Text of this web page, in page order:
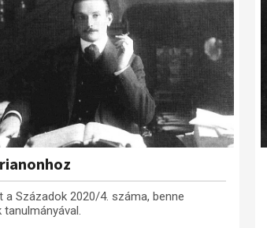
a Századok 2020/4. száma, benne
tanulmányával.